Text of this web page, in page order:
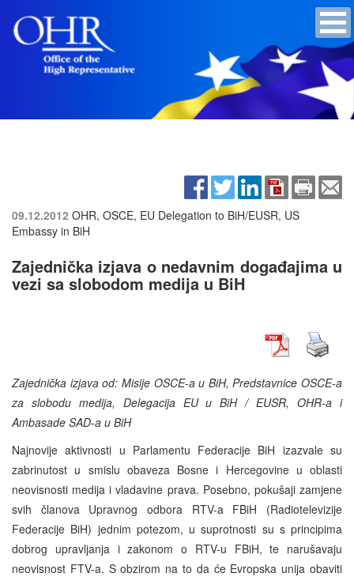
09.12.2012 OHR, OSCE, EU Delegation to BiH/EUSR, US
Embassy in BiH
Zajednička izjava o nedavnim događajima u
vezi sa slobodom medija u BiH
Zajednička izjava od: Misije OSCE-a u BiH, Predstavnice OSCE-a
za slobodu medija, Delegacija EU u BiH / EUSR, OHR-a i
Ambasade SAD-a u BiH
Najnovije aktivnosti u Parlamentu Federacije BiH izazvale su
zabrinutost u smislu obaveza Bosne i Hercegovine u oblasti
neovisnosti medija i vladavine prava. Posebno, pokušaji zamjene
svih članova Upravnog odbora RTV-a FBiH (Radiotelevizije
Federacije BiH) jednim potezom, u suprotnosti su s principima
dobrog upravljanja i zakonom o RTV-u FBiH, te narušavaju
neovisnost FTV-a. S obzirom na to da će Evropska unija obaviti